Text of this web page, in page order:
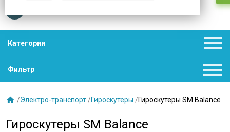
Категории 
Фильтр 
 /Электро-транспорт /Гироскутеры /Гироскутеры SM Balance
Гироскутеры SM Balance